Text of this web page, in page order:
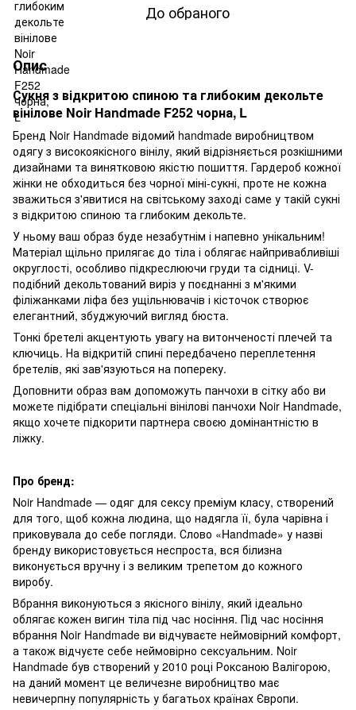
До обраного
Опис
Сукня з відкритою спиною та глибоким декольте
вінілове Noir Handmade F252 чорна, L
Бренд Noir Handmade відомий handmade виробництвом
одягу з високоякісного вінілу, який відрізняється розкішними
дизайнами та винятковою якістю пошиття. Гардероб кожної
жінки не обходиться без чорної міні-сукні, проте не кожна
зважиться з'явитися на світському заході саме у такій сукні
з відкритою спиною та глибоким декольте.
У ньому ваш образ буде незабутнім і напевно унікальним!
Матеріал щільно прилягає до тіла і облягає найпривабливіші
округлості, особливо підкреслюючи груди та сідниці. V-
подібний декольтований виріз у поєднанні з м'якими
філіжанками ліфа без ущільнювачів і кісточок створює
елегантний, збуджуючий вигляд бюста.
Тонкі бретелі акцентують увагу на витонченості плечей та
ключиць. На відкритій спині передбачено переплетення
бретелів, які зав'язуються на попереку.
Доповнити образ вам допоможуть панчохи в сітку або ви
можете підібрати спеціальні вінілові панчохи Noir Handmade,
якщо хочете підкорити партнера своєю домінантністю в
ліжку.
Про бренд:
Noir Handmade — одяг для сексу преміум класу, створений
для того, щоб кожна людина, що надягла її, була чарівна і
приковувала до себе погляди. Слово «Handmade» у назві
бренду використовується неспроста, вся білизна
виконується вручну і з великим трепетом до кожного
виробу.
Вбрання виконуються з якісного вінілу, який ідеально
облягає кожен вигин тіла під час носіння. Під час носіння
вбрання Noir Handmade ви відчуваєте неймовірний комфорт,
а також відчуєте себе неймовірно сексуальним. Noir
Handmade був створений у 2010 році Роксаною Валігорою,
на даний момент це величезне виробництво має
невичерпну популярність у багатьох країнах Європи.